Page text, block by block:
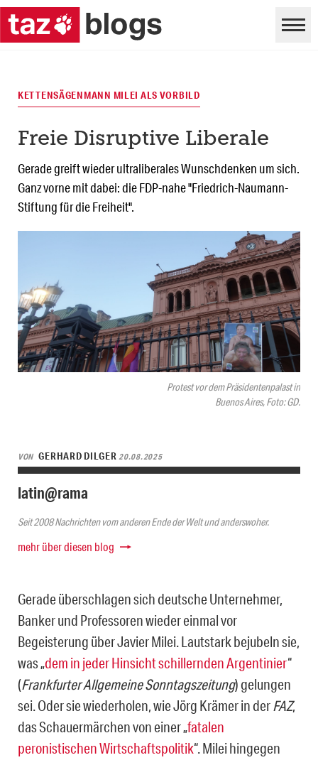
Protest vor dem Präsidentenpalast in
Buenos Aires, Foto: GD.
KETTENSÄGENMANN MILEI ALS VORBILD
Freie Disruptive Liberale
Gerade greift wieder ultraliberales Wunschdenken um sich.
Ganz vorne mit dabei: die FDP-nahe "Friedrich-Naumann-
Stiftung für die Freiheit".
VON GERHARD DILGER20.08.2025
latin@rama
Seit 2008 Nachrichten vom anderen Ende der Welt und anderswoher.
mehr über diesen blog
Gerade überschlagen sich deutsche Unternehmer,
Banker und Professoren wieder einmal vor
Begeisterung über Javier Milei. Lautstark bejubeln sie,
was „dem in jeder Hinsicht schillernden Argentinier“
(Frankfurter Allgemeine Sonntagszeitung) gelungen
sei. Oder sie wiederholen, wie Jörg Krämer in derFAZ,
das Schauermärchen von einer „fatalen
peronistischen Wirtschaftspolitik“. Milei hingegen